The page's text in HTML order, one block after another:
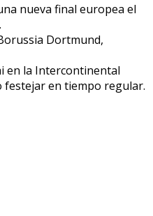
nueva final europea el
Dortmund,
en la Intercontinental
festejar en tiempo regular.